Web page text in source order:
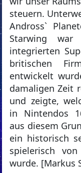
steuern.
Andross`
Starwing
integrierten
britischen
entwickelt
damaligen Zeit
und zeigte,
in Nintendos
aus diesem
ein historisch
spielerisch
wurde. [Markus